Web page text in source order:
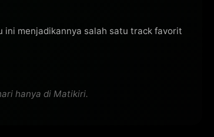
ini menjadikannya salah satu track favorit
hanya di Matikiri.